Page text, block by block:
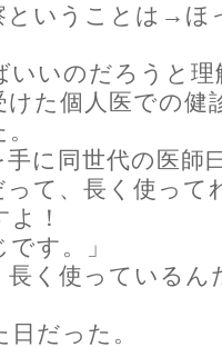
ということは→
いいのだろうと理
た個人医での健
に同世代の医師
って、長く使っ
！
す。」
長く使っている
だった。